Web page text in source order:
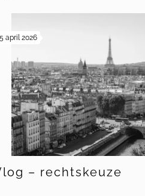
april 2026
– rechtskeuze